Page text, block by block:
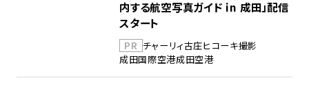
内する航空写真ガイド in 成田」配信
スタート
PR チャーリィ古庄ヒコーキ撮影
成田国際空港成田空港